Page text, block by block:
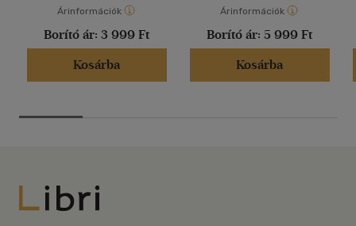
Árinformációk
Borító ár: 3 999 Ft
Kosárba
Árinformációk
Borító ár: 5 999 Ft
Kosárba
Libri